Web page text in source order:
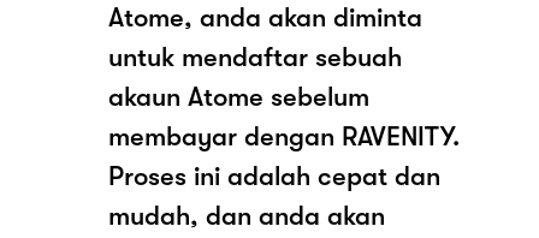
Atome, anda akan diminta
untuk mendaftar sebuah
akaun Atome sebelum
membayar dengan RAVENITY.
Proses ini adalah cepat dan
mudah, dan anda akan